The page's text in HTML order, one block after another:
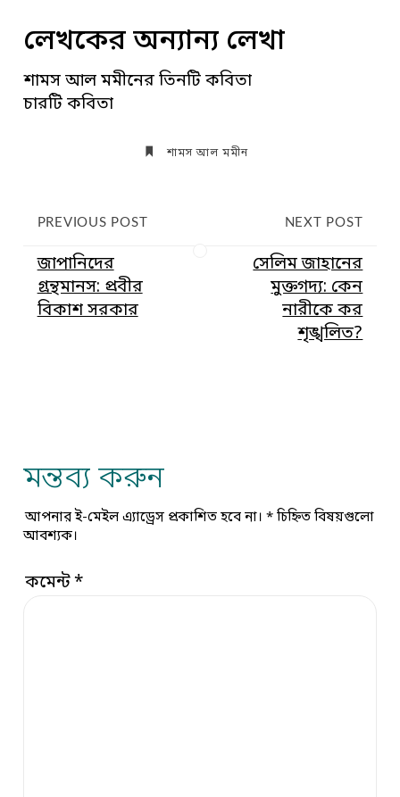
লেখকের অন্যান্য লেখা
শামস আল মমীনের তিনটি কবিতা
চারটি কবিতা
শামস আল মমীন
PREVIOUS POST
জাপানিদের
গ্রন্থমানস: প্রবীর
বিকাশ সরকার
NEXT POST
সেলিম জাহানের
মুক্তগদ্য: কেন
নারীকে কর
শৃঙ্খলিত?
মন্তব্য করুন
আপনার ই-মেইল এ্যাড্রেস প্রকাশিত হবে না। *চিহ্নিত বিষয়গুলো
আবশ্যক।
কমেন্ট*